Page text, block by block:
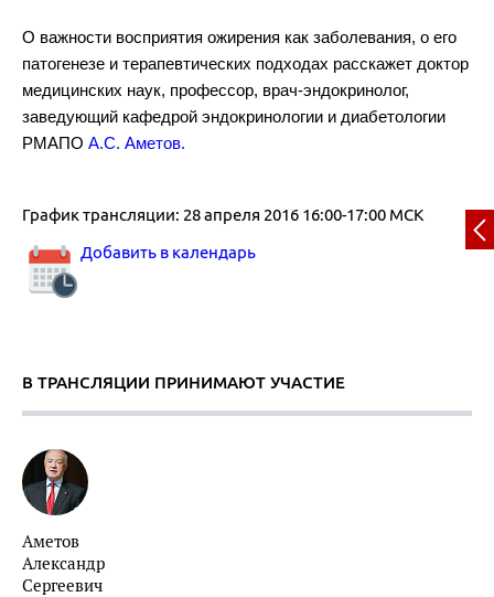
О важности восприятия ожирения как заболевания, о его
патогенезе и терапевтических подходах расскажет доктор
медицинских наук, профессор, врач-эндокринолог,
заведующий кафедрой эндокринологии и диабетологии
РМАПО А.С. Аметов.
График трансляции: 28 апреля 2016 16:00-17:00 МСК
Добавить в календарь
В ТРАНСЛЯЦИИ ПРИНИМАЮТ УЧАСТИЕ
Аметов
Александр
Сергеевич